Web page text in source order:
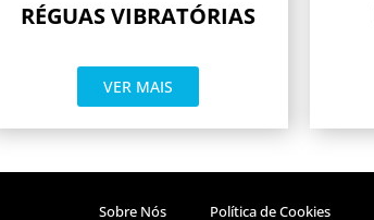
RÉGUAS VIBRATÓRIAS
VER MAIS
Sobre Nós Política de Cookies